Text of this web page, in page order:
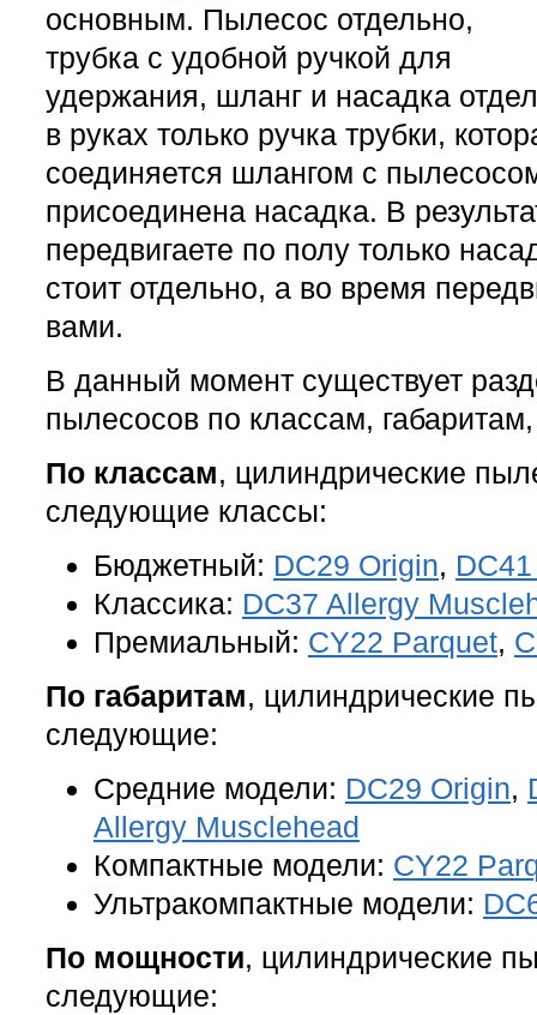
основным. Пылесос отдельно,
трубка с удобной ручкой для
удержания, шланг и насадка
в руках только ручка трубки,
соединяется шлангом с
присоединена насадка. В
передвигаете по полу только
стоит отдельно, а во время
вами.
В данный момент существует
пылесосов по классам,
По классам, цилиндрические
следующие классы:
Бюджетный: DC29 Origin,
Классика: DC37 Allergy
Премиальный: CY22 Parquet,
По габаритам, цилиндрические
следующие:
Средние модели: DC29 Origin,
Allergy Musclehead
Компактные модели: CY22
Ультракомпактные модели:
По мощности, цилиндрические
следующие: